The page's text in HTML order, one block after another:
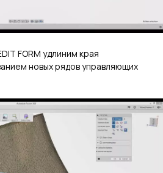
FORM удлиним края
новых рядов управляющих